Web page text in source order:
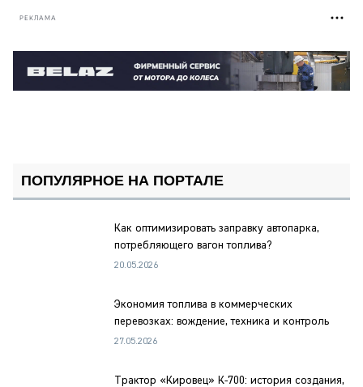
РЕКЛАМА
ПОПУЛЯРНОЕ НА ПОРТАЛЕ
Как оптимизировать заправку автопарка,
потребляющего вагон топлива?
20.05.2026
Экономия топлива в коммерческих
перевозках: вождение, техника и контроль
27.05.2026
Трактор «Кировец» К-700: история создания,